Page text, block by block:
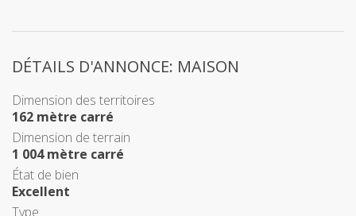
DÉTAILS D'ANNONCE: MAISON
Dimension des territoires
162 mètre carré
Dimension de terrain
1 004 mètre carré
État de bien
Excellent
Type